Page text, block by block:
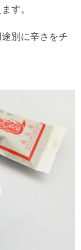
す。
別に辛さをチ